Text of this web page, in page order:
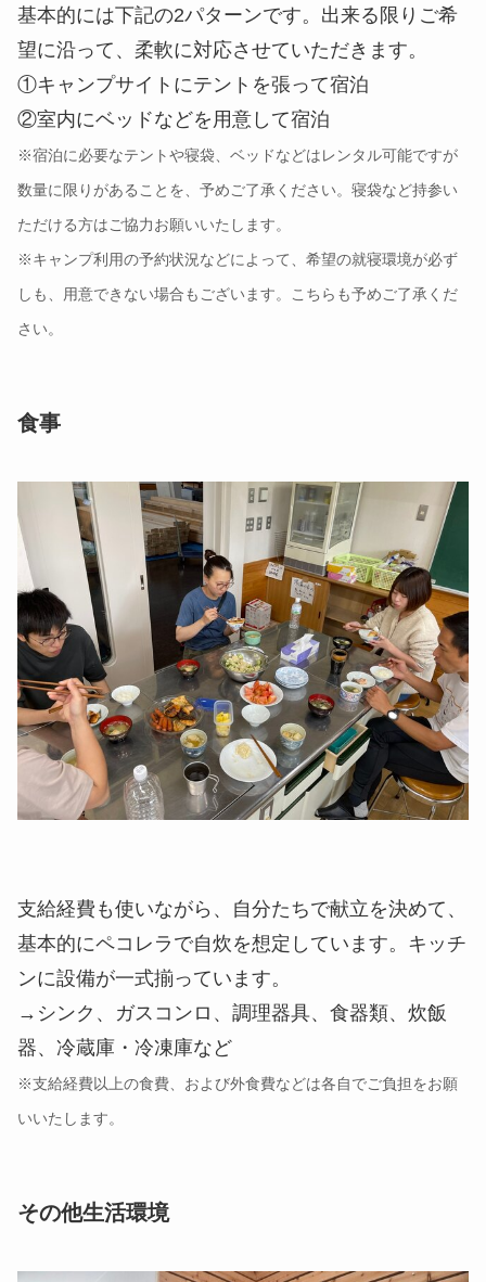
基本的には下記の2パターンです。出来る限りご希
望に沿って、柔軟に対応させていただきます。
①キャンプサイトにテントを張って宿泊
②室内にベッドなどを用意して宿泊
※宿泊に必要なテントや寝袋、ベッドなどはレンタル可能ですが
数量に限りがあることを、予めご了承ください。寝袋など持参い
ただける方はご協力お願いいたします。
※キャンプ利用の予約状況などによって、希望の就寝環境が必ず
しも、用意できない場合もございます。こちらも予めご了承くだ
さい。
食事
支給経費も使いながら、自分たちで献立を決めて、
基本的にペコレラで自炊を想定しています。キッチ
ンに設備が一式揃っています。
→シンク、ガスコンロ、調理器具、食器類、炊飯
器、冷蔵庫・冷凍庫など
※支給経費以上の食費、および外食費などは各自でご負担をお願
いいたします。
その他生活環境